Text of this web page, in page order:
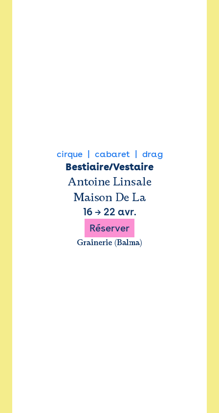
cirque cabaret drag
Bestiaire/Vestaire
Antoine Linsale
Maison De La
16→ 22 avr.
Réserver
Grainerie (Balma)